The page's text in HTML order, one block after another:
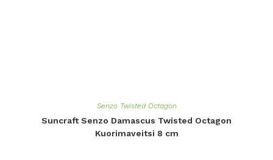
Senzo Twisted Octagon
Suncraft Senzo Damascus Twisted Octagon
Kuorimaveitsi 8 cm